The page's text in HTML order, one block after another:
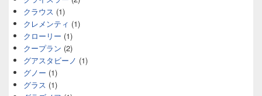
クラウス (1)
クレメンティ (1)
クローリー (1)
クープラン (2)
グアスタビーノ (1)
グノー (1)
グラス (1)